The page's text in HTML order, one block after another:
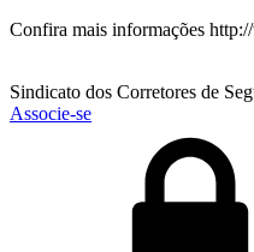
Confira mais informações
Sindicato dos Corretores de
Associe-se